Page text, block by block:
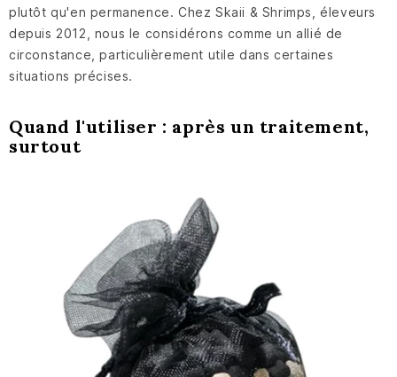
plutôt qu'en permanence. Chez Skaii & Shrimps, éleveurs
depuis 2012, nous le considérons comme un allié de
circonstance, particulièrement utile dans certaines
situations précises.
Quand l'utiliser : après un traitement,
surtout